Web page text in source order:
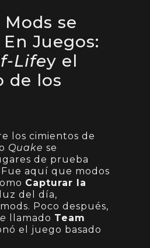
se
Juegos:
Lifey el
de los
los cimientos de
Quake se
de prueba
aquí que modos
Capturar la
del día,
Poco después,
llamado Team
el juego basado